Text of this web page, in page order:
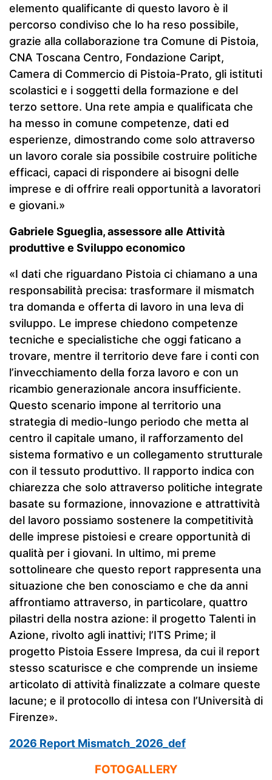
elemento qualificante di questo lavoro è il
percorso condiviso che lo ha reso possibile,
grazie alla collaborazione tra Comune di Pistoia,
CNA Toscana Centro, Fondazione Caript,
Camera di Commercio di Pistoia-Prato, gli istituti
scolastici e i soggetti della formazione e del
terzo settore. Una rete ampia e qualificata che
ha messo in comune competenze, dati ed
esperienze, dimostrando come solo attraverso
un lavoro corale sia possibile costruire politiche
efficaci, capaci di rispondere ai bisogni delle
imprese e di offrire reali opportunità a lavoratori
e giovani.»
Gabriele Sgueglia, assessore alle Attività
produttive e Sviluppo economico
«I dati che riguardano Pistoia ci chiamano a una
responsabilità precisa: trasformare il mismatch
tra domanda e offerta di lavoro in una leva di
sviluppo. Le imprese chiedono competenze
tecniche e specialistiche che oggi faticano a
trovare, mentre il territorio deve fare i conti con
l’invecchiamento della forza lavoro e con un
ricambio generazionale ancora insufficiente.
Questo scenario impone al territorio una
strategia di medio-lungo periodo che metta al
centro il capitale umano, il rafforzamento del
sistema formativo e un collegamento strutturale
con il tessuto produttivo. Il rapporto indica con
chiarezza che solo attraverso politiche integrate
basate su formazione, innovazione e attrattività
del lavoro possiamo sostenere la competitività
delle imprese pistoiesi e creare opportunità di
qualità per i giovani. In ultimo, mi preme
sottolineare che questo report rappresenta una
situazione che ben conosciamo e che da anni
affrontiamo attraverso, in particolare, quattro
pilastri della nostra azione: il progetto Talenti in
Azione, rivolto agli inattivi; l’ITS Prime; il
progetto Pistoia Essere Impresa, da cui il report
stesso scaturisce e che comprende un insieme
articolato di attività finalizzate a colmare queste
lacune; e il protocollo di intesa con l’Università di
Firenze».
2026 Report Mismatch_2026_def
FOTOGALLERY